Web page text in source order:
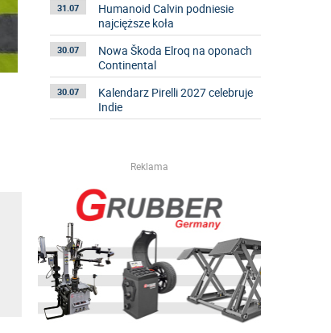
31.07
Humanoid Calvin podniesie
najcięższe koła
30.07
Nowa Škoda Elroq na oponach
Continental
30.07
Kalendarz Pirelli 2027 celebruje
Indie
Reklama